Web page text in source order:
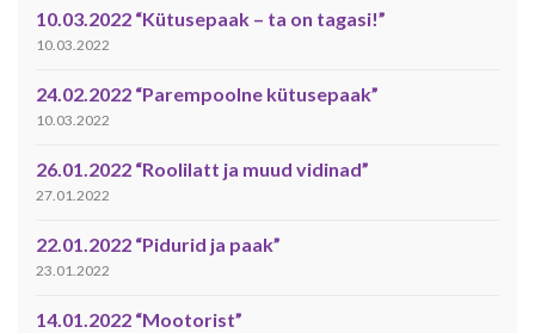
10.03.2022 “Kütusepaak – ta on tagasi!”
10.03.2022
24.02.2022 “Parempoolne kütusepaak”
10.03.2022
26.01.2022 “Roolilatt ja muud vidinad”
27.01.2022
22.01.2022 “Pidurid ja paak”
23.01.2022
14.01.2022 “Mootorist”